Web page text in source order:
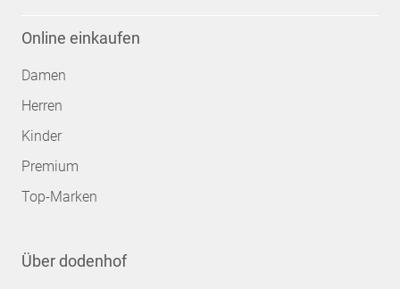
Online einkaufen
Damen
Herren
Kinder
Premium
Top-Marken
Über dodenhof